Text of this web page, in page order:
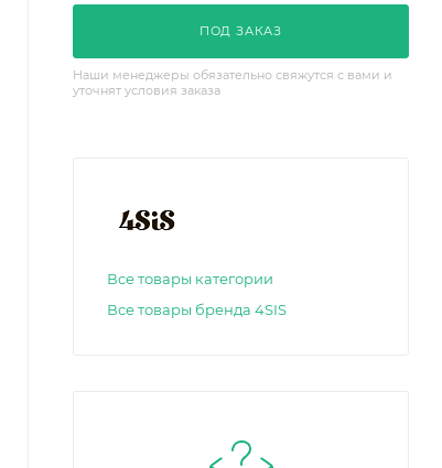
ПОД ЗАКАЗ
Наши менеджеры обязательно свяжутся с вами и
уточнят условия заказа
Все товары категории
Все товары бренда 4SIS